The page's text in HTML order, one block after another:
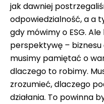
jak dawniej
odpowiedzialność, a a
gdy mówimy o ESG.
perspektywę – biznesu
musimy pamiętać o
dlaczego to robimy.
zrozumieć, dlaczego
działania. To powinna